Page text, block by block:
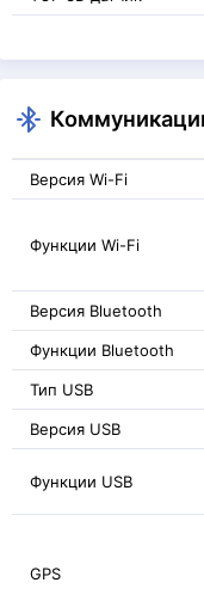
Версия Wi-Fi
Функции Wi-Fi
Версия Bluetooth
Функции Bluetooth
Тип USB
Версия USB
Функции USB
GPS